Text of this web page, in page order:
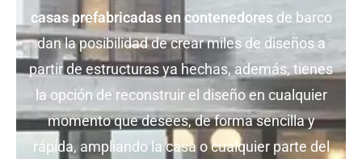
casas prefabricadas en contenedoresde barco
dan la posibilidad de crear miles de diseños a
partir de estructuras ya hechas, además, tienes
la opción de reconstruir el diseño en cualquier
momento que desees, de forma sencilla y
rápida, ampliando la casa o cualquier parte del